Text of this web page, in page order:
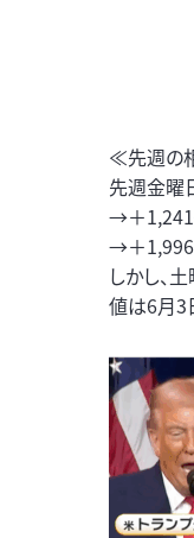
≪先週の
先週金曜
→＋
→＋
しかし、
値は6月3